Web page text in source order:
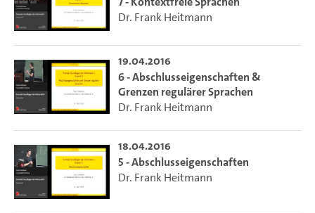
Dr. Frank Heitmann
19.04.2016
6 - Abschlusseigenschaften &
Grenzen regulärer Sprachen
Dr. Frank Heitmann
18.04.2016
5 - Abschlusseigenschaften
Dr. Frank Heitmann